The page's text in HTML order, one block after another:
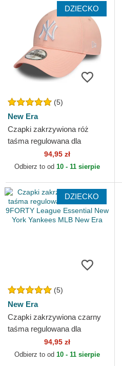
DZIECKO
(5)
New Era
Czapki zakrzywiona róż
taśma regulowana dla
dziecka 9FORTY League
Essential New York Yankees
94,95 zł
Odbierz to od 10 - 11 sierpie
DZIECKO
(5)
New Era
Czapki zakrzywiona czarny
taśma regulowana dla
dziecka 9FORTY League
Essential New York
94,95 zł
Odbierz to od 10 - 11 sierpie